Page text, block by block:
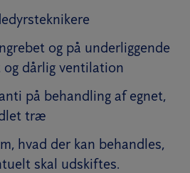
og på underliggende
og dårlig ventilation
på behandling af egnet,
træ
hvad der kan behandles,
skal udskiftes.